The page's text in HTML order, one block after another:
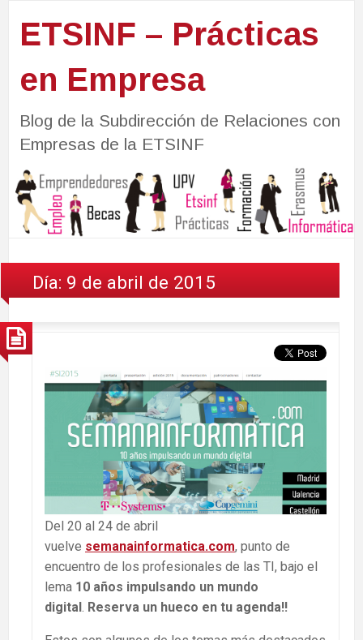
ETSINF – Prácticas
en Empresa
Blog de la Subdirección de Relaciones con
Empresas de la ETSINF
Día: 9 de abril de 2015
Del 20 al 24 de abril
vuelve semanainformatica.com, punto de
encuentro de los profesionales de las TI, bajo el
lema 10 años impulsando un mundo
digital Reserva un hueco en tu agenda!!